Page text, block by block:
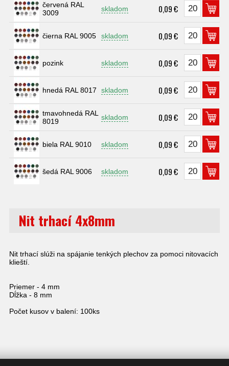
červená RAL
3009
skladom 0,09 €
čierna RAL 9005 skladom 0,09 €
pozink skladom 0,09 €
hnedá RAL 8017 skladom 0,09 €
tmavohnedá RAL
8019
skladom 0,09 €
biela RAL 9010 skladom 0,09 €
šedá RAL 9006 skladom 0,09 €
Nit trhací 4x8mm
Nit trhací slúži na spájanie tenkých plechov za pomoci nitovacích
klieští.
Priemer - 4 mm
Dĺžka - 8 mm
Počet kusov v balení: 100ks